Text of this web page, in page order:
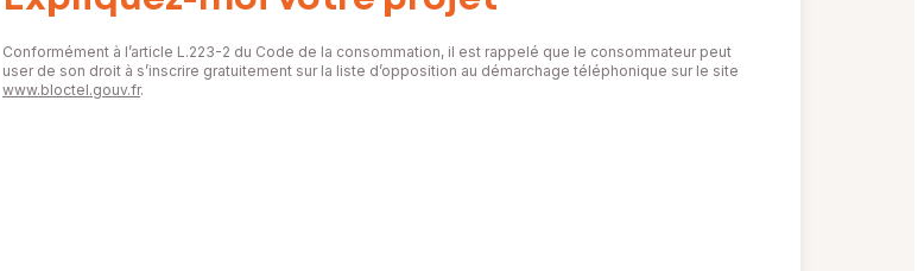
Conformément à l’article L.223-2 du Code de la consommation, il est rappelé que le consommateur peut
user de son droit à s’inscrire gratuitement sur la liste d’opposition au démarchage téléphonique sur le site
www.bloctel.gouv.fr.